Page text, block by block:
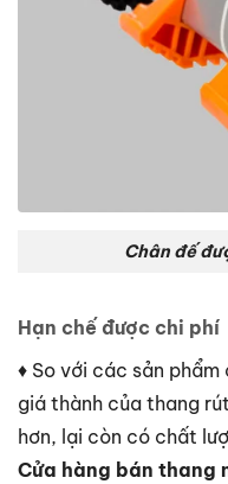
​​​​​​Chân đế
Hạn chế được chi phí
♦ So với các sản phẩm
giá thành của thang
hơn, lại còn có chất
Cửa hàng bán thang